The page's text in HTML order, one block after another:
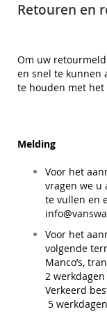
Retouren en
Om uw
en snel te kunnen
te houden met
Melding
Voor het
vragen we
te vullen en
Voor het
volgende
Manco’s,
2 werkdagen
Verkeerd
5 werkdagen